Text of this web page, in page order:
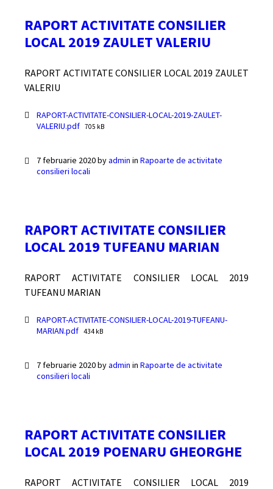
RAPORT ACTIVITATE CONSILIER
LOCAL 2019 ZAULET VALERIU
RAPORT ACTIVITATE CONSILIER LOCAL 2019 ZAULET
VALERIU
Documente
RAPORT-ACTIVITATE-CONSILIER-LOCAL-2019-ZAULET-
VALERIU.pdf File
705 kB
7 februarie 2020byadmin in Rapoarte de activitate
consilieri locali
RAPORT ACTIVITATE CONSILIER
LOCAL 2019 TUFEANU MARIAN
RAPORT ACTIVITATE CONSILIER LOCAL 2019
TUFEANU MARIAN
Documente
RAPORT-ACTIVITATE-CONSILIER-LOCAL-2019-TUFEANU-
MARIAN.pdf File
434 kB
7 februarie 2020byadmin in Rapoarte de activitate
consilieri locali
RAPORT ACTIVITATE CONSILIER
LOCAL 2019 POENARU GHEORGHE
RAPORT ACTIVITATE CONSILIER LOCAL 2019